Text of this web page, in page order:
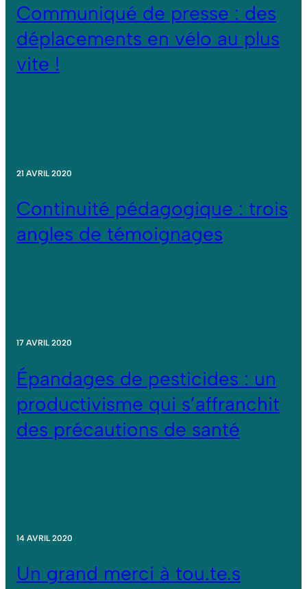
Communiqué de presse : des
déplacements en vélo au plus
vite !
21 AVRIL 2020
Continuité pédagogique : trois
angles de témoignages
17 AVRIL 2020
Épandages de pesticides : un
productivisme qui s’affranchit
des précautions de santé
14 AVRIL 2020
Un grand merci à tou.te.s